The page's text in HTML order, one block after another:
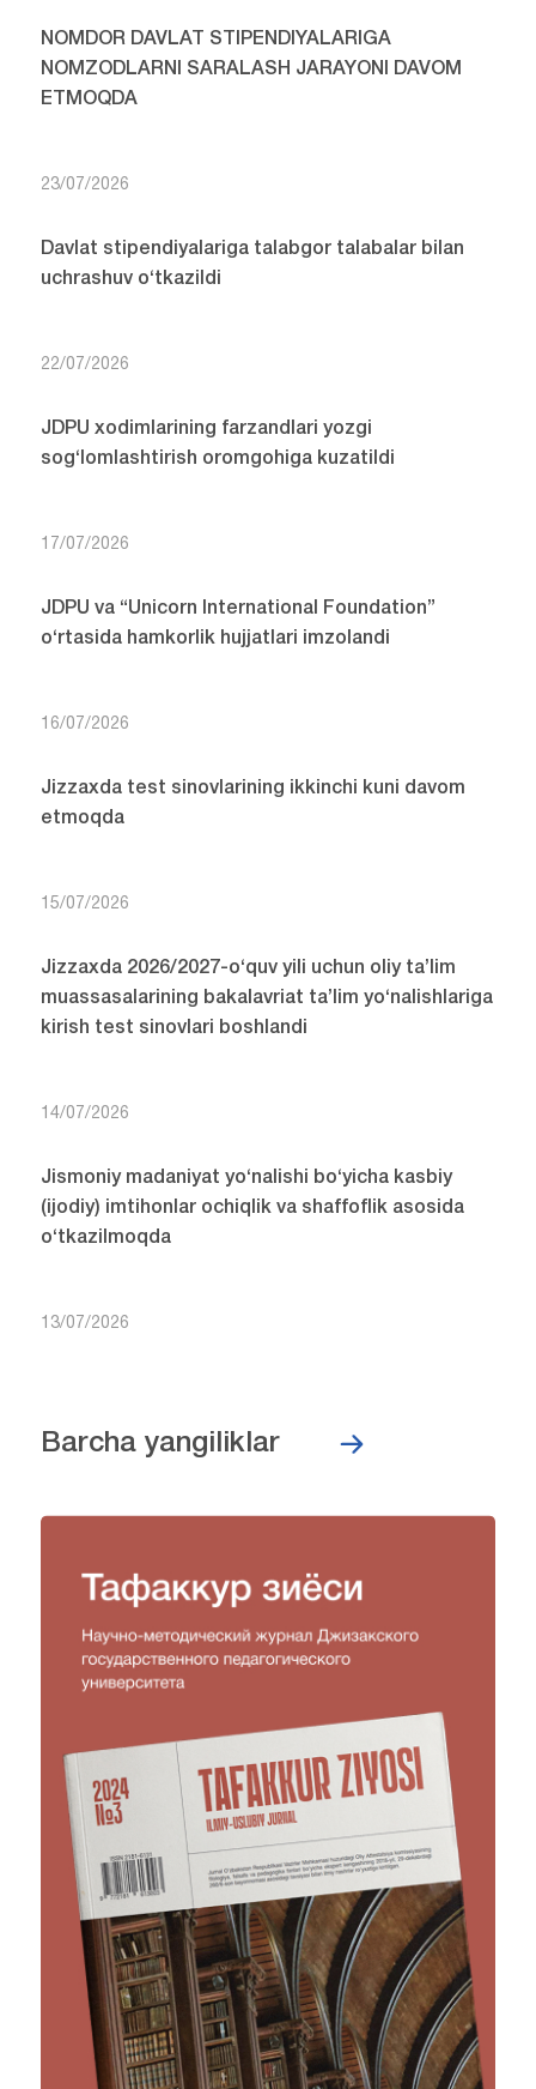
NOMDOR DAVLAT STIPENDIYALARIGA
NOMZODLARNI SARALASH JARAYONI DAVOM
ETMOQDA
23/07/2026
Davlat stipendiyalariga talabgor talabalar bilan
uchrashuv o‘tkazildi
22/07/2026
JDPU xodimlarining farzandlari yozgi
sog‘lomlashtirish oromgohiga kuzatildi
17/07/2026
JDPU va “Unicorn International Foundation”
o‘rtasida hamkorlik hujjatlari imzolandi
16/07/2026
Jizzaxda test sinovlarining ikkinchi kuni davom
etmoqda
15/07/2026
Jizzaxda 2026/2027-o‘quv yili uchun oliy ta’lim
muassasalarining bakalavriat ta’lim yo‘nalishlariga
kirish test sinovlari boshlandi
14/07/2026
Jismoniy madaniyat yo‘nalishi bo‘yicha kasbiy
(ijodiy) imtihonlar ochiqlik va shaffoflik asosida
o‘tkazilmoqda
13/07/2026
Barcha yangiliklar